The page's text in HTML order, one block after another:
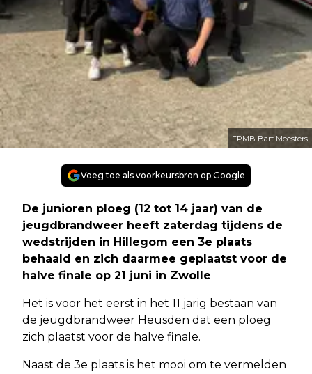
FPMB Bart Meesters
Voeg toe als voorkeursbron op Google
De junioren ploeg (12 tot 14 jaar) van de
jeugdbrandweer heeft zaterdag tijdens de
wedstrijden in Hillegom een 3e plaats
behaald en zich daarmee geplaatst voor de
halve finale op 21 juni in Zwolle
Het is voor het eerst in het 11 jarig bestaan van
de jeugdbrandweer Heusden dat een ploeg
zich plaatst voor de halve finale.
Naast de 3e plaats is het mooi om te vermelden